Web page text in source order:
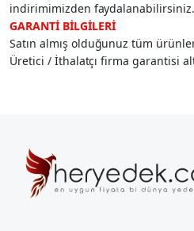
indirimimizden faydalanabilirsiniz.
GARANTİ BİLGİLERİ
Satın almış olduğunuz tüm
Üretici / İthalatçı firma garantisi